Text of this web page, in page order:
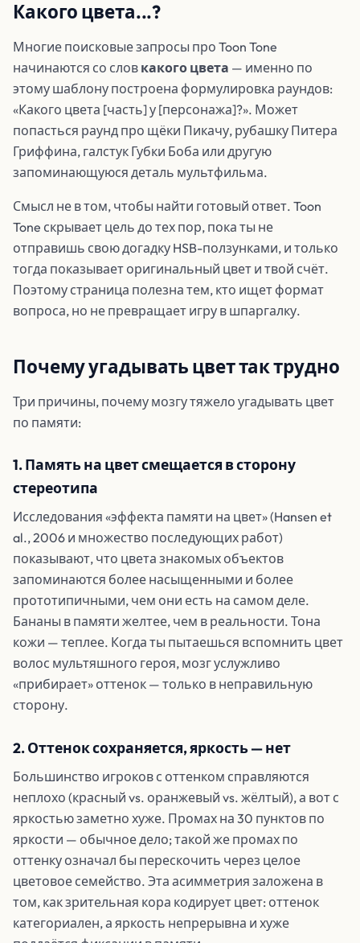
Какого цвета...?
Многие поисковые запросы про Toon Tone
начинаются со слов какого цвета — именно по
этому шаблону построена формулировка раундов:
«Какого цвета [часть] у [персонажа]?». Может
попасться раунд про щёки Пикачу, рубашку Питера
Гриффина, галстук Губки Боба или другую
запоминающуюся деталь мультфильма.
Смысл не в том, чтобы найти готовый ответ. Toon
Tone скрывает цель до тех пор, пока ты не
отправишь свою догадку HSB-ползунками, и только
тогда показывает оригинальный цвет и твой счёт.
Поэтому страница полезна тем, кто ищет формат
вопроса, но не превращает игру в шпаргалку.
Почему угадывать цвет так трудно
Три причины, почему мозгу тяжело угадывать цвет
по памяти:
1. Память на цвет смещается в сторону
стереотипа
Исследования «эффекта памяти на цвет» (Hansen et
al., 2006 и множество последующих работ)
показывают, что цвета знакомых объектов
запоминаются более насыщенными и более
прототипичными, чем они есть на самом деле.
Бананы в памяти желтее, чем в реальности. Тона
кожи — теплее. Когда ты пытаешься вспомнить цвет
волос мультяшного героя, мозг услужливо
«прибирает» оттенок — только в неправильную
сторону.
2. Оттенок сохраняется, яркость — нет
Большинство игроков с оттенком справляются
неплохо (красный vs. оранжевый vs. жёлтый), а вот с
яркостью заметно хуже. Промах на 30 пунктов по
яркости — обычное дело; такой же промах по
оттенку означал бы перескочить через целое
цветовое семейство. Эта асимметрия заложена в
том, как зрительная кора кодирует цвет: оттенок
категориален, а яркость непрерывна и хуже